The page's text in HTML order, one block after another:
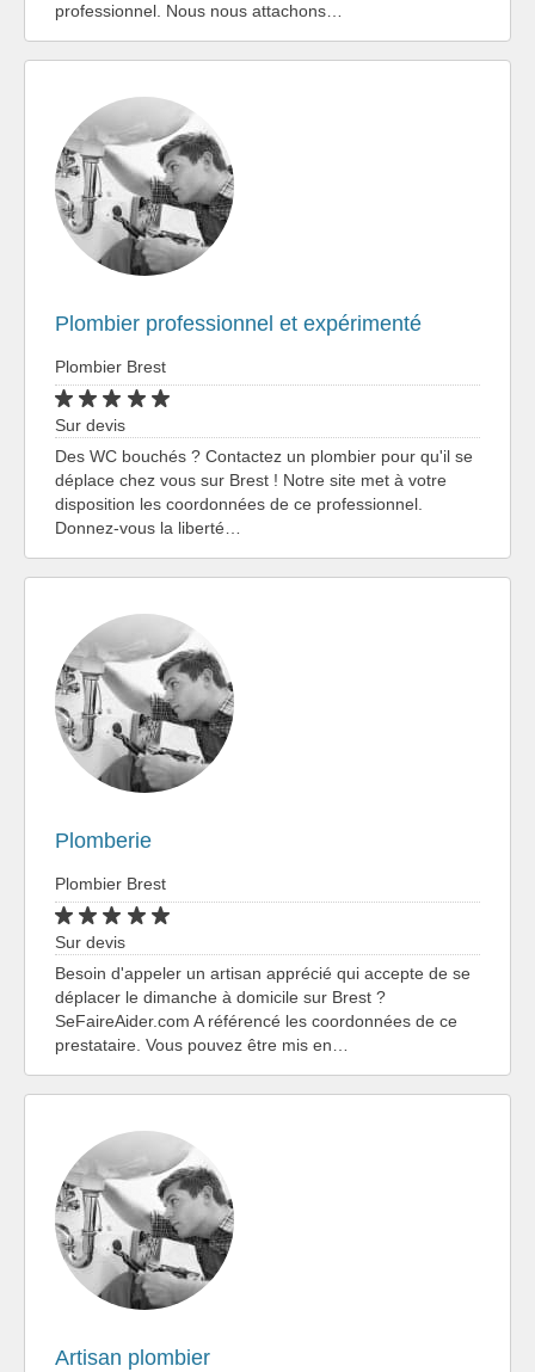
professionnel. Nous nous attachons…
Plombier professionnel et expérimenté
Plombier Brest
Sur devis
Des WC bouchés ? Contactez un plombier pour qu'il se
déplace chez vous sur Brest ! Notre site met à votre
disposition les coordonnées de ce professionnel.
Donnez-vous la liberté…
Plomberie
Plombier Brest
Sur devis
Besoin d'appeler un artisan apprécié qui accepte de se
déplacer le dimanche à domicile sur Brest ?
SeFaireAider.com A référencé les coordonnées de ce
prestataire. Vous pouvez être mis en…
Artisan plombier